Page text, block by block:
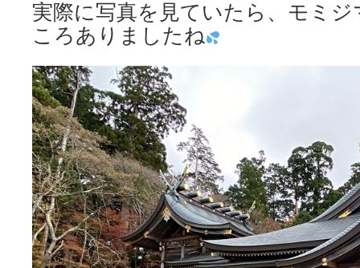
実際に写真を見ていたら、モミ
ころありましたね